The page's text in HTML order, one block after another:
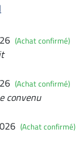
(Achat confirmé)
(Achat confirmé)
convenu
(Achat confirmé)